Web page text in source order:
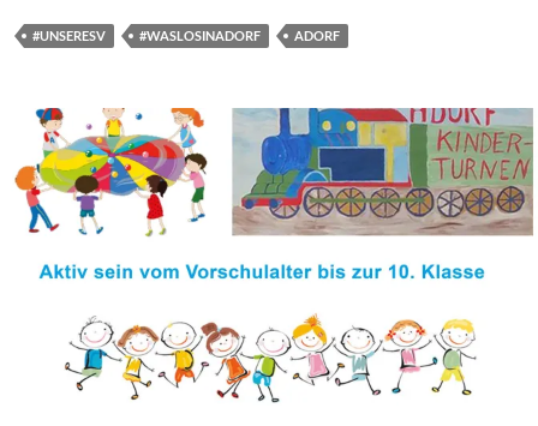
#UNSERESV #WASLOSINADORF ADORF